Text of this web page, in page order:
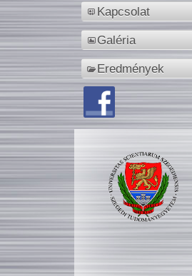
Kapcsolat
Galéria
Eredmények